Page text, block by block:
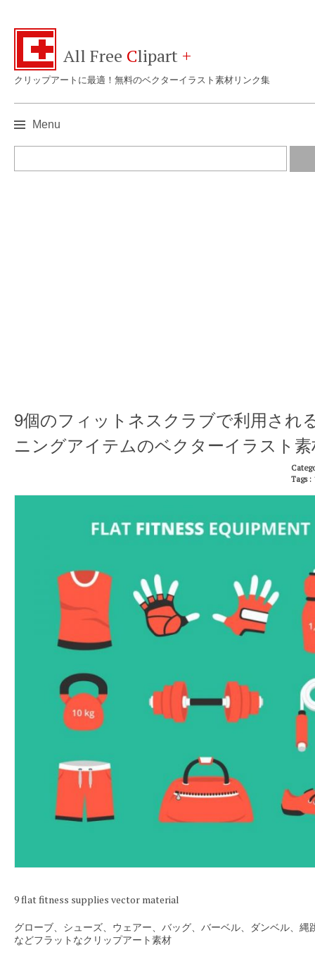
All Free Clipart +
クリップアートに最適！無料のベクターイラスト素材リンク集
Menu
9個のフィットネスクラブで利用され
ニングアイテムのベクターイラスト素
Tags :
9 flat fitness supplies vector material
グローブ、シューズ、ウェアー、バッグ、バーベル、ダンベル、縄
などフラットなクリップアート素材